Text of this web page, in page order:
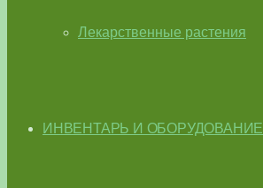
Лекарственные растения
ИНВЕНТАРЬ И ОБОРУДОВАНИЕ